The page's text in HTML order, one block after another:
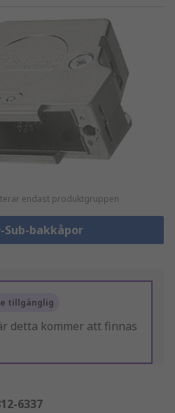
endast produktgruppen
Sub-bakkåpor
tillgänglig
detta kommer att finnas
6337